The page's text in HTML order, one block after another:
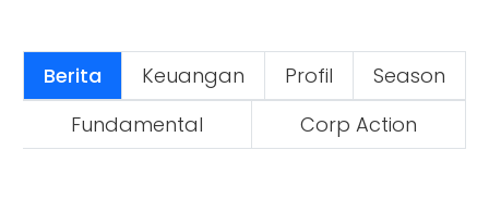
Berita Keuangan Profil
Season
Fundamental
Corp Action